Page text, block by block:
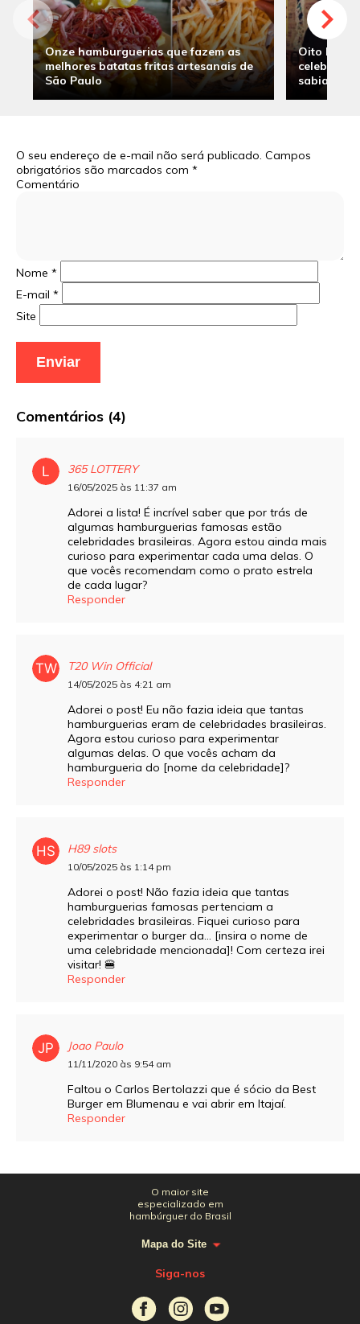
Onze hamburguerias que fazem as
melhores batatas fritas artesanais de
São Paulo
Oito
sabia
O seu endereço de e-mail não será publicado. Campos
obrigatórios são marcados com *
Comentário
Nome *
E-mail *
Site
Comentários (4)
365 LOTTERY
16/05/2025 às 11:37 am
Adorei a lista! É incrível saber que por trás de
algumas hamburguerias famosas estão
celebridades brasileiras. Agora estou ainda mais
curioso para experimentar cada uma delas. O
que vocês recomendam como o prato estrela
de cada lugar?
Responder
T20 Win Official
14/05/2025 às 4:21 am
Adorei o post! Eu não fazia ideia que tantas
hamburguerias eram de celebridades brasileiras.
Agora estou curioso para experimentar
algumas delas. O que vocês acham da
hamburgueria do [nome da celebridade]?
Responder
H89 slots
10/05/2025 às 1:14 pm
Adorei o post! Não fazia ideia que tantas
hamburguerias famosas pertenciam a
celebridades brasileiras. Fiquei curioso para
experimentar o burger da… [insira o nome de
uma celebridade mencionada]! Com certeza irei
visitar! 🍔
Responder
Joao Paulo
11/11/2020 às 9:54 am
Faltou o Carlos Bertolazzi que é sócio da Best
Burger em Blumenau e vai abrir em Itajaí.
Responder
O maior site
especializado em
hambúrguer do Brasil
Mapa do Site
Siga-nos